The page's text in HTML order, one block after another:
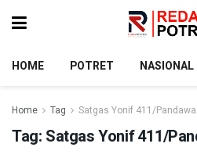
HOME POTRET NASIONAL
Home Tag Satgas Yonif 411/
Tag: Satgas Yonif 411/